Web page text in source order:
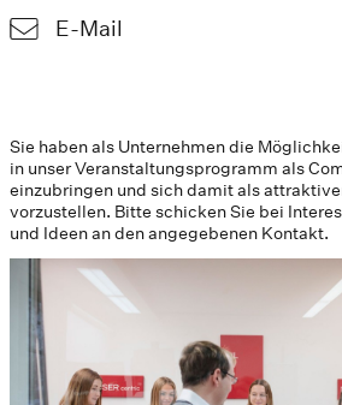
E-Mail
Sie haben als Unternehmen die
in unser Veranstaltungsprogramm als
einzubringen und sich damit als
vorzustellen. Bitte schicken Sie bei
und Ideen an den angegebenen Kontakt.